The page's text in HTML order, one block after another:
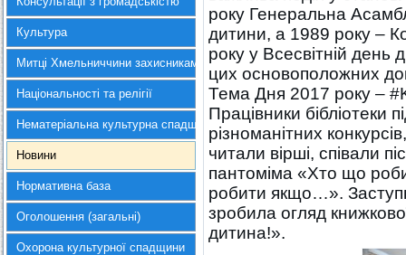
Культура
Митці Хмельниччини захисникам України
Національності та релігії
Нематеріальна культурна спадщина
Новини
Нормативна база
Оголошення (загальні)
Охорона культурної спадщини
року Генеральна
дитини, а 1989 року –
року у Всесвітній день
цих основоположних
Тема Дня 2017 року –
Працівники бібліотеки
різноманітних
читали вірші, співали
пантоміма «Хто що
робити якщо…».
зробила огляд
дитина!».